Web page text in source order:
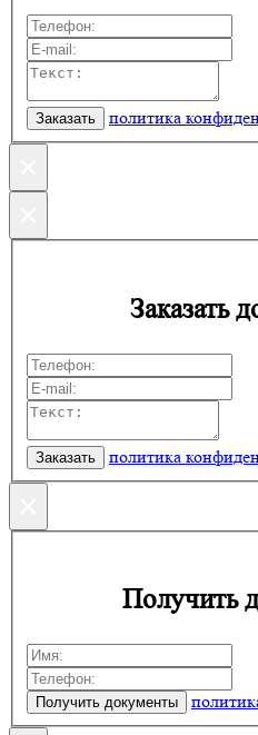
политика
Заказать
политика
Получить